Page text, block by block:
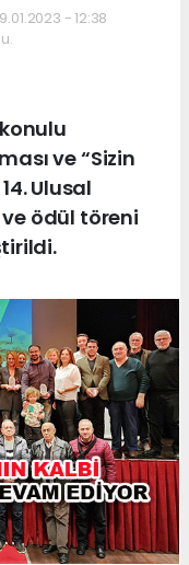
- 12:38
ve “Sizin
Ulusal
ve ödül töreni